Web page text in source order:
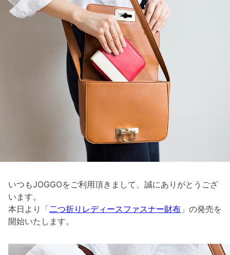
いつもJOGGOをご利用頂きまして、誠にありがとうござ
います。
本日より「二つ折りレディースファスナー財布 」の発売を
開始いたします。